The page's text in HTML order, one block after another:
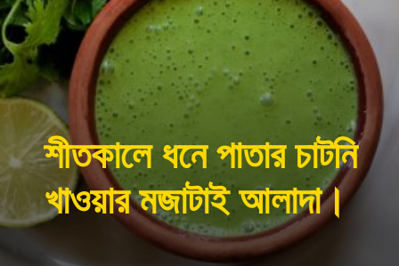
শীতকালে ধনে পাতার চাটনি
খাওয়ার মজাটাই আলাদা।